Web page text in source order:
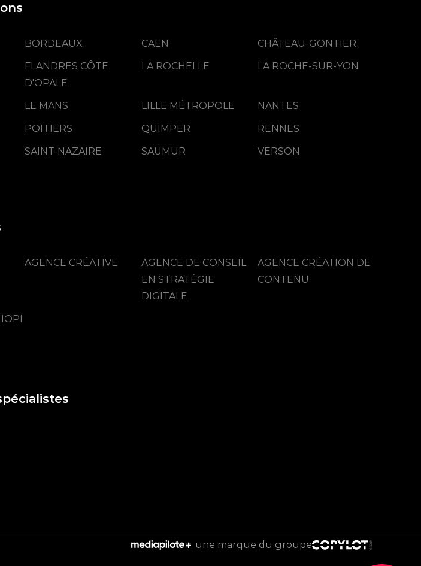
BORDEAUX CAEN
CHÂTEAU-GONTIER
FLANDRES CÔTE
D'OPALE
LA ROCHELLE LA ROCHE-SUR-YON
LE MANS LILLE MÉTROPOLE
NANTES
POITIERS QUIMPER
RENNES
SAINT-NAZAIRE SAUMUR
VERSON
AGENCE CRÉATIVE
AGENCE DE CONSEIL
EN STRATÉGIE
DIGITALE
AGENCE CRÉATION DE
CONTENU
une marque du groupe